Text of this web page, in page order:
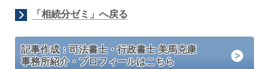
「相続分ゼミ」へ戻る
記事作成：司法書士・行政書士 美馬克康
事務所紹介・プロフィールはこちら